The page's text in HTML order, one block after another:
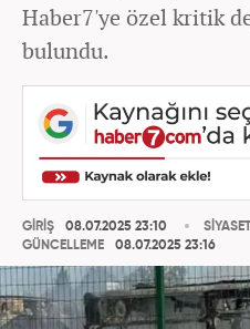
Haber7'ye özel kritik
bulundu.
GİRİŞ
08.07.2025 23:10
GÜNCELLEME
08.07.2025 23:16
SİYASET